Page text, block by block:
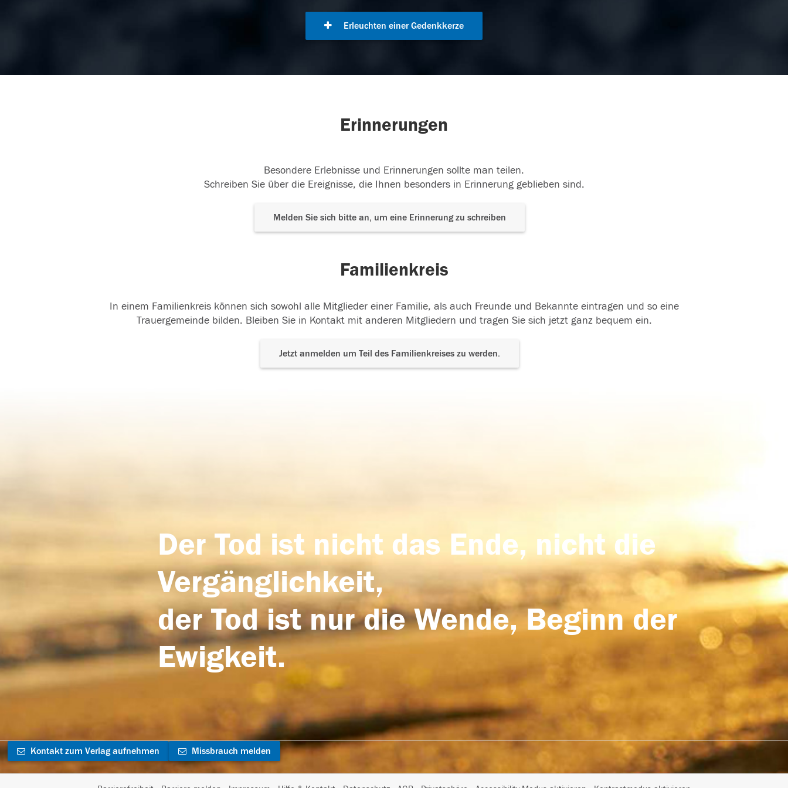
Erleuchten einer Gedenkkerze
Erinnerungen
Besondere Erlebnisse und Erinnerungen sollte man teilen.
Schreiben Sie über die Ereignisse, die Ihnen besonders in Erinnerung geblieben sind.
Melden Sie sich bitte an, um eine Erinnerung zu schreiben
Familienkreis
In einem Familienkreis können sich sowohl alle Mitglieder einer Familie, als auch Freunde und Bekannte eintragen und so eine
Trauergemeinde bilden. Bleiben Sie in Kontakt mit anderen Mitgliedern und tragen Sie sich jetzt ganz bequem ein.
Jetzt anmelden um Teil des Familienkreises zu werden.
Der Tod ist nicht das Ende, nicht die
Vergänglichkeit,
der Tod ist nur die Wende, Beginn der
Ewigkeit.
Kontakt zum Verlag aufnehmen Missbrauch melden